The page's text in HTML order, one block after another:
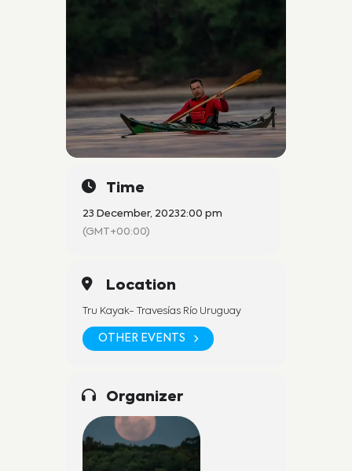
Time
23 December, 20232:00 pm
(GMT+00:00)
Location
Tru Kayak- Travesías Río Uruguay
OTHER EVENTS
Organizer